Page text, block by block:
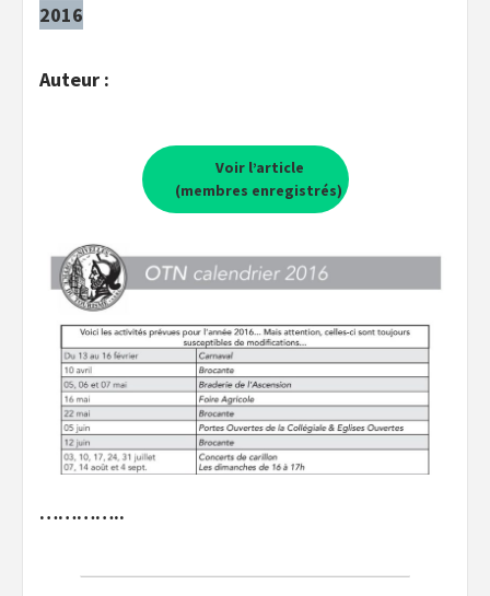
2016
Auteur :
Voir l’article
(membres enregistrés)
…………..